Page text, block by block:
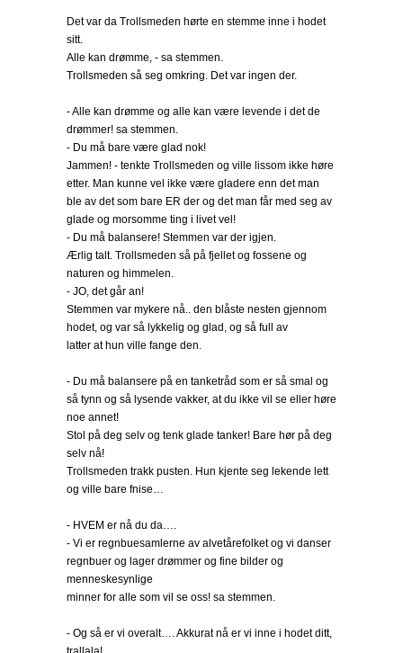
Det var da Trollsmeden hørte en stemme inne i hodet
sitt.
Alle kan drømme, - sa stemmen.
Trollsmeden så seg omkring. Det var ingen der.
- Alle kan drømme og alle kan være levende i det de
drømmer! sa stemmen.
- Du må bare være glad nok!
Jammen! - tenkte Trollsmeden og ville lissom ikke høre
etter. Man kunne vel ikke være gladere enn det man
ble av det som bare ER der og det man får med seg av
glade og morsomme ting i livet vel!
- Du må balansere! Stemmen var der igjen.
Ærlig talt. Trollsmeden så på fjellet og fossene og
naturen og himmelen.
- JO, det går an!
Stemmen var mykere nå.. den blåste nesten gjennom
hodet, og var så lykkelig og glad, og så full av
latter at hun ville fange den.
- Du må balansere på en tanketråd som er så smal og
så tynn og så lysende vakker, at du ikke vil se eller høre
noe annet!
Stol på deg selv og tenk glade tanker! Bare hør på deg
selv nå!
Trollsmeden trakk pusten. Hun kjente seg lekende lett
og ville bare fnise…
- HVEM er nå du da….
- Vi er regnbuesamlerne av alvetårefolket og vi danser
regnbuer og lager drømmer og fine bilder og
menneskesynlige
minner for alle som vil se oss! sa stemmen.
- Og så er vi overalt…. Akkurat nå er vi inne i hodet ditt,